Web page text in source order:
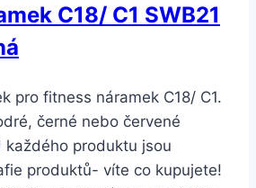
C18/ C1 SWB21
pro fitness náramek C18/ C1.
černé nebo červené
produktu jsou
produktů- víte co kupujete!